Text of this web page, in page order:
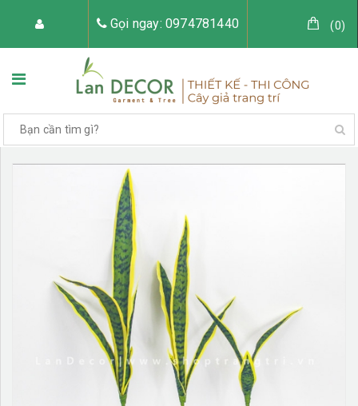
Gọi ngay: 0974781440 (0)
TRANG CHỦ VỀ LAN DECOR
CÂY GIẢ TRANG TRÍ TIỂU CẢNH CÂY GIẢ
TƯỜNG CÂY GIẢ KHĂN TRẢI BÀN